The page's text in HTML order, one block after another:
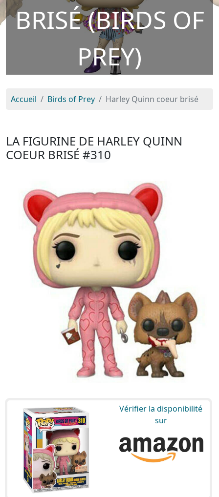
BRISÉ (BIRDS OF
PREY)
Accueil Birds of Prey Harley Quinn coeur brisé
LA FIGURINE DE HARLEY QUINN
COEUR BRISÉ #310
Vérifier la disponibilité
sur